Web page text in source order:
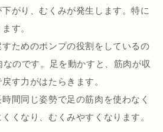
がり、むくみが発生します。特に
す。
ためのポンプの役割をしているの
なのです。足を動かすと、筋肉が収
す力がはたらきます。
間同じ姿勢で足の筋肉を使わなく
くなり、むくみやすくなります。